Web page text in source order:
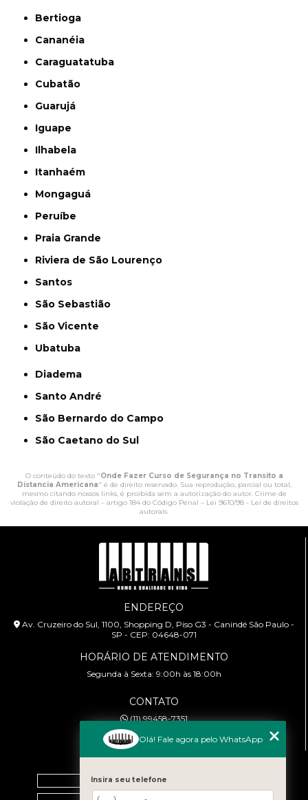
Bertioga
Cananéia
Caraguatatuba
Cubatão
Guarujá
Iguape
Ilhabela
Itanhaém
Mongaguá
Peruíbe
Praia Grande
Riviera de São Lourenço
Santos
São Sebastião
São Vicente
Ubatuba
Diadema
Santo André
São Bernardo do Campo
São Caetano do Sul
O conteúdo do texto "Onde Fazer Curso de Segurança no Transito a
Distancia Americana" é de direito reservado. Sua reprodução, parcial ou total,
mesmo citando nossos links, é proibida sem a autorização do autor. Crime de
violação de direito autoral – artigo 184 do Código Penal – Lei 9610/98 - Lei de direitos
autorais.
ENDEREÇO
Av. Cruzeiro do Sul, 1100, Shopping D, Piso G3 - Canindé São Paulo -
SP - CEP: 04648-071
HORÁRIO DE ATENDIMENTO
Segunda à Sexta: 9:00h às 18:00h
CONTATO
(11) 99458-7351
cursoabtrans@gmail.com
Home
Olá! Fale agora pelo WhatsApp
Insira seu telefone